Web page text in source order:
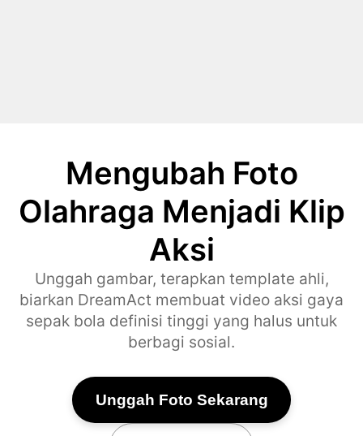
Mengubah Foto
Olahraga Menjadi Klip
Aksi
Unggah gambar, terapkan template ahli,
biarkan DreamAct membuat video aksi gaya
sepak bola definisi tinggi yang halus untuk
berbagi sosial.
Unggah Foto Sekarang